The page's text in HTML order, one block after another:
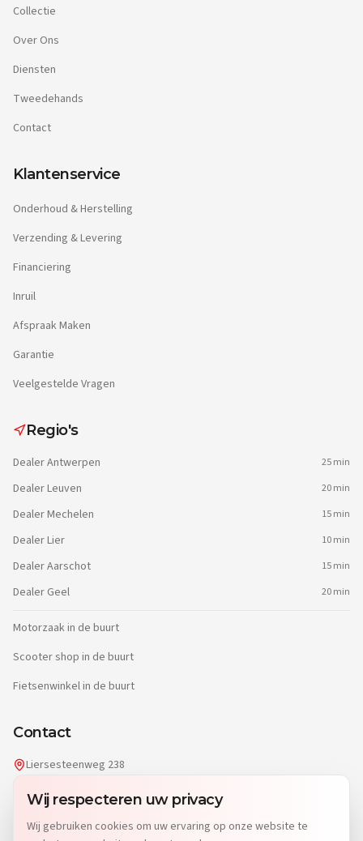
Wij respecteren uw privacy
Wij gebruiken cookies om uw ervaring op onze website te
Collectie
Over Ons
Diensten
Tweedehands
Contact
Klantenservice
Onderhoud & Herstelling
Verzending & Levering
Financiering
Inruil
Afspraak Maken
Garantie
Veelgestelde Vragen
Regio's
DealerAntwerpen 25 min
DealerLeuven 20 min
DealerMechelen 15 min
DealerLier 10 min
DealerAarschot 15 min
Dealer Geel 20 min
Motorzaak in de buurt
Scooter shop in de buurt
Fietsenwinkel in de buurt
Contact
Liersesteenweg 238
2220 Heist-op-den-Berg
info@dgwheels.be
014 96 04 32